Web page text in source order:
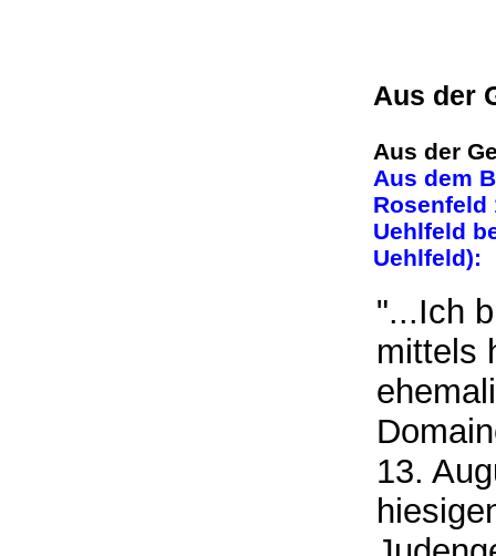
Aus der
Aus der
Aus dem
Rosenfeld
Uehlfeld
Uehlfeld):
"...Ich
mittels
13.